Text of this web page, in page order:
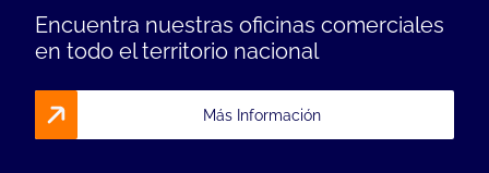
Encuentra nuestras oficinas comerciales
en todo el territorio nacional
Más Información